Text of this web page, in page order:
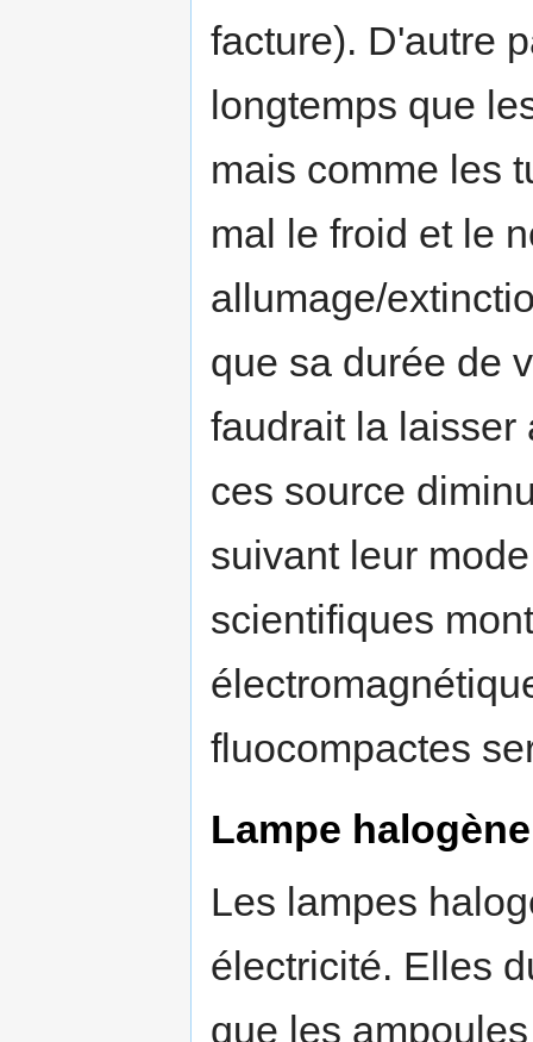
facture). D'autre
longtemps que
mais comme les
mal le froid et le
allumage/
que sa durée de
faudrait la laisser
ces source
suivant leur
scientifiques
fluocompactes
Lampe halogène
Les lampes
électricité. Elles
que les